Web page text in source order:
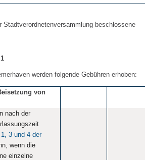
beschlossene
werden folgende Gebühren erhoben:
von
nach der
3 und 4 der
wenn die
einzelne